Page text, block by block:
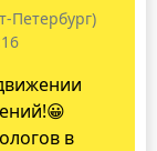
Петербург)
в